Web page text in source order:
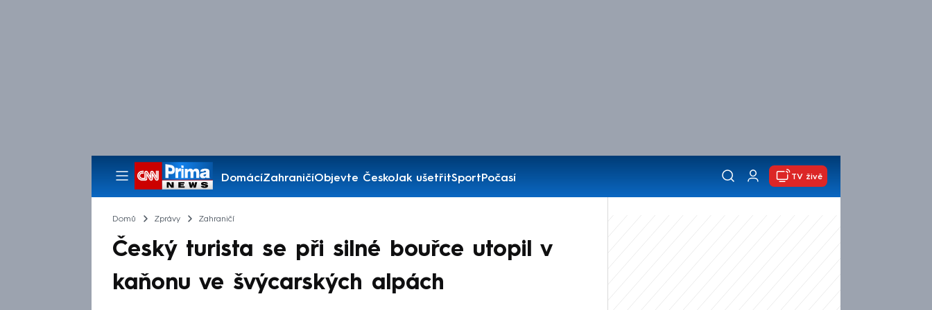
DomácíZahraničíObjevte ČeskoJak ušetřitSportPočasí
Pořady
TV živě
Domů Zprávy Zahraničí
Český turista se při silné bouřce utopil v
kaňonu ve švýcarských alpách